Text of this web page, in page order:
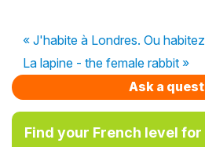
« J'habite à Londres. Ou
La lapine - the female rabbit »
Ask a
Find your French level for